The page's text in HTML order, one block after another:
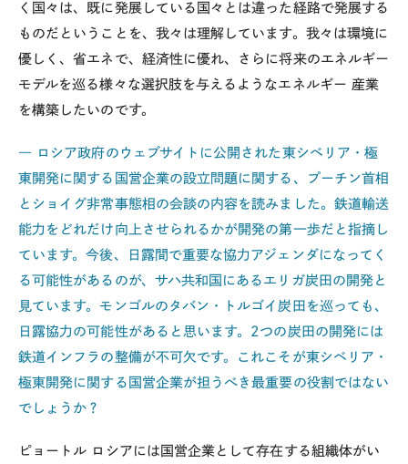
く国々は、既に発展している国々とは違った経路で発展する
ものだということを、我々は理解しています。我々は環境に
優しく、省エネで、経済性に優れ、さらに将来のエネルギー
モデルを巡る様々な選択肢を与えるようなエネルギー 産業
を構築したいのです。
― ロシア政府のウェブサイトに公開された東シベリア・極
東開発に関する国営企業の設立問題に関する、プーチン首相
とショイグ非常事態相の会談の内容を読みました。鉄道輸送
能力をどれだけ向上させられるかが開発の第一歩だと指摘し
ています。今後、日露間で重要な協力アジェンダになってく
る可能性があるのが、サハ共和国にあるエリガ炭田の開発と
見ています。モンゴルのタバン・トルゴイ炭田を巡っても、
日露協力の可能性があると思います。2つの炭田の開発には
鉄道インフラの整備が不可欠です。これこそが東シベリア・
極東開発に関する国営企業が担うべき最重要の役割ではない
でしょうか？
ピョートル ロシアには国営企業として存在する組織体がい